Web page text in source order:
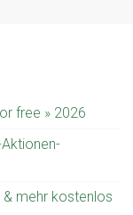
free » 2026
& mehr kostenlos